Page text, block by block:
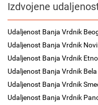
Izdvojene
Udaljenost Banja Vrdnik
Udaljenost Banja Vrdnik Novi
Udaljenost Banja Vrdnik
Udaljenost Banja Vrdnik Bela
Udaljenost Banja Vrdnik
Udaljenost Banja Vrdnik